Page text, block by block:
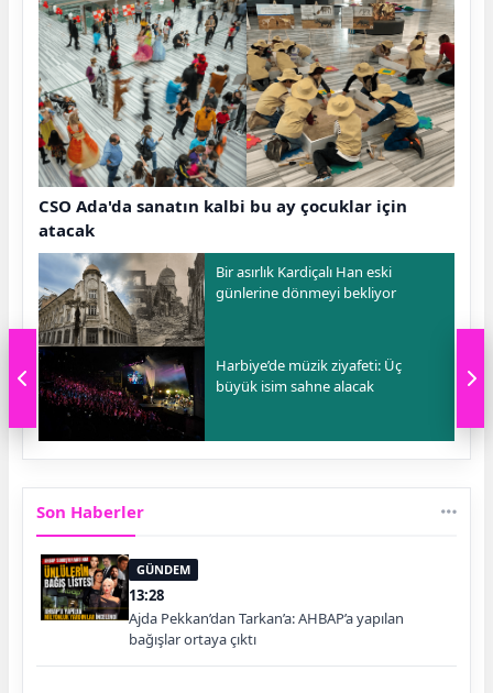
CSO Ada'da sanatın kalbi bu ay çocuklar için
atacak
Bir asırlık Kardiçalı Han eski
günlerine dönmeyi bekliyor
Harbiye’de müzik ziyafeti: Üç
büyük isim sahne alacak
Son Haberler
GÜNDEM
13:28
Ajda Pekkan’dan Tarkan’a: AHBAP’a yapılan
bağışlar ortaya çıktı